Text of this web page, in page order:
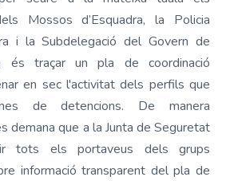
Mossos d’Esquadra, la Policia
i la Subdelegació del Govern de
és traçar un pla de coordinació
en sec l'activitat dels perfils que
de detencions. De manera
demana que a la Junta de Seguretat
tots els portaveus dels grups
informació transparent del pla de